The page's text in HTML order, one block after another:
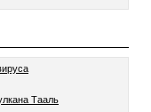
Тааль